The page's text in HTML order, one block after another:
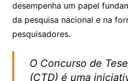
desempenha um papel
da pesquisa nacional e na
pesquisadores.
O Concurso de
(CTD) é uma